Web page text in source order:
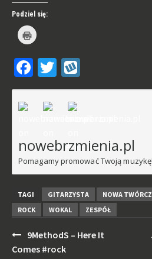
Podziel się:
Kliknij
by
w
nowym
oknie)
Facebook
Twitter
nowebrzmienia.pl
Pomagamy promować Twoją muzykę!
TAGI GITARZYSTA NOWA
ROCK
WOKAL ZESPÓŁ
Post
navigation
9MethodS – Here It
Comes #rock